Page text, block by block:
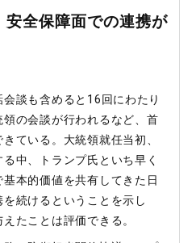
全保障面での連携が
談も含めると16回にわたり
の会談が行われるなど、首
ている。大統領就任当初、
中、トランプ氏といち早く
本的価値を共有してきた日
続けるということを示し
たことは評価できる。